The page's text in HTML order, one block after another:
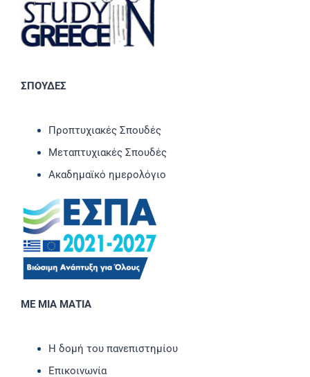
ΣΠΟΥΔΕΣ
Προπτυχιακές Σπουδές
Μεταπτυχιακές Σπουδές
Ακαδημαϊκό ημερολόγιο
ΜΕ ΜΙΑ ΜΑΤΙΑ
Η δομή του πανεπιστημίου
Επικοινωνία